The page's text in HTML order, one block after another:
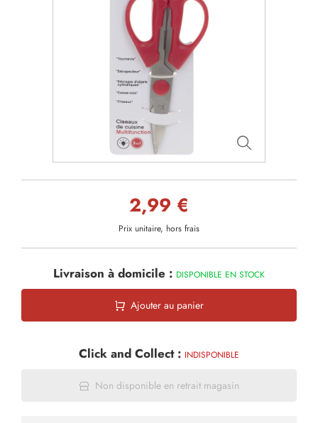
2,99 €
Prix unitaire, hors frais
Livraison à domicile : DISPONIBLE EN STOCK
Ajouter au panier
Click and Collect : INDISPONIBLE
Non disponible en retrait magasin